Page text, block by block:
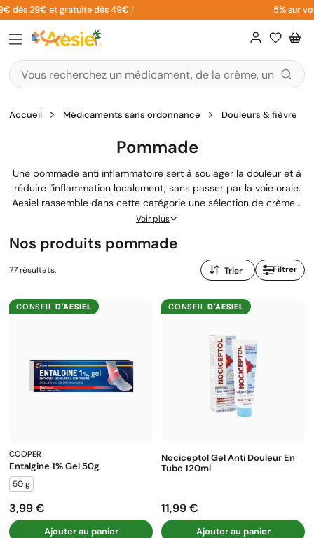
Aller
au
contenu
et gratuite dès 49€ ! 5% sur votre
Accueil Médicaments sans ordonnance Douleurs & fièvre
Pommade
Une pommade anti inflammatoire sert à soulager la douleur et à
réduire l'inflammation localement, sans passer par la voie orale.
Aesiel rassemble dans cette catégorie une sélection de crèmes,
gels, baumes, roll-on et lotions, des AINS topiques (Voltarène,
d'arnica, de menthol, de griffe du diable ou d'huiles essentielles.
Voir plus
Nos produits pommade
77 résultats.
Trier
par
:
Filtrer
CONSEILD'AESIEL
COOPER
Entalgine 1% Gel 50g
50 g
Prix
3,99 €
Ajouter au panier
CONSEILD'AESIEL
Nociceptol Gel Anti Douleur En
Tube 120ml
Prix
11,99 €
Ajouter au panier